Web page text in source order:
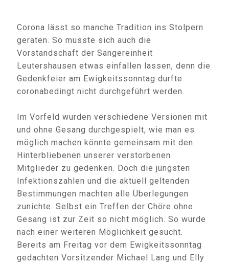
Corona lässt so manche Tradition ins Stolpern
geraten. So musste sich auch die
Vorstandschaft der Sängereinheit
Leutershausen etwas einfallen lassen, denn die
Gedenkfeier am Ewigkeitssonntag durfte
coronabedingt nicht durchgeführt werden.
Im Vorfeld wurden verschiedene Versionen mit
und ohne Gesang durchgespielt, wie man es
möglich machen könnte gemeinsam mit den
Hinterbliebenen unserer verstorbenen
Mitglieder zu gedenken. Doch die jüngsten
Infektionszahlen und die aktuell geltenden
Bestimmungen machten alle Überlegungen
zunichte. Selbst ein Treffen der Chöre ohne
Gesang ist zur Zeit so nicht möglich. So wurde
nach einer weiteren Möglichkeit gesucht.
Bereits am Freitag vor dem Ewigkeitssonntag
gedachten Vorsitzender Michael Lang und Elly